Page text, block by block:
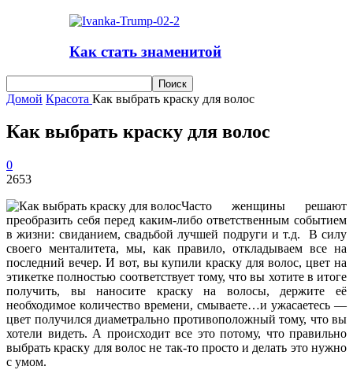
Как стать знаменитой
Домой Красота Как выбрать краску для волос
Как выбрать краску для волос
0
2653
Часто женщины решают
преобразить себя перед каким-либо ответственным событием
в жизни: свиданием, свадьбой лучшей подруги и т.д. В силу
своего менталитета, мы, как правило, откладываем все на
последний вечер. И вот, вы купили краску для волос, цвет на
этикетке полностью соответствует тому, что вы хотите в итоге
получить, вы наносите краску на волосы, держите её
необходимое количество времени, смываете…и ужасаетесь —
цвет получился диаметрально противоположный тому, что вы
хотели видеть. А происходит все это потому, что правильно
выбрать краску для волос не так-то просто и делать это нужно
с умом.